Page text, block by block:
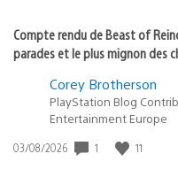
Compte rendu de Beast of
parades et le plus mignon des
Corey Brotherson
PlayStation Blog
Entertainment Europe
Date
03/08/2026 1 11